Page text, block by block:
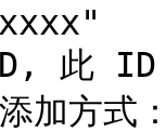
此 ID
加方